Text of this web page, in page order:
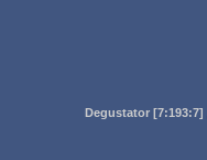
Degustator [7:193:7]